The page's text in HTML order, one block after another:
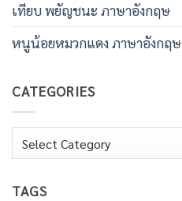
เทียบ พยัญชนะ ภาษาอังกฤษ
หนูน้อยหมวกแดง ภาษาอังกฤษ
CATEGORIES
Categories
TAGS